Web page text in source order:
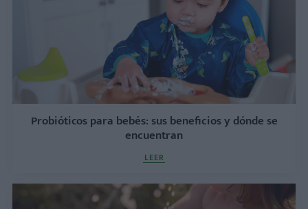
Probióticos para bebés: sus beneficios y dónde se
encuentran
LEER